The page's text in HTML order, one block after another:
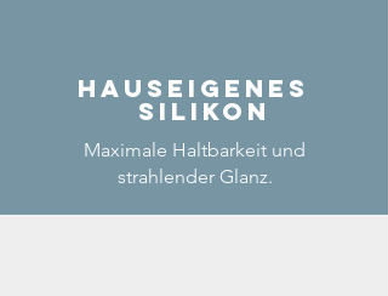
Hauseigenes
Silikon
Maximale Haltbarkeit und
strahlender Glanz.